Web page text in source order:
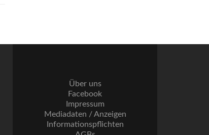
Über uns
Facebook
Impressum
Mediadaten / Anzeigen
Informationspflichten